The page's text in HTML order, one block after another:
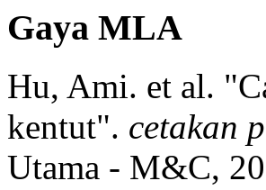
Gaya MLA
Hu, Ami. et al.
kentut". cetakan
Utama - M&C,